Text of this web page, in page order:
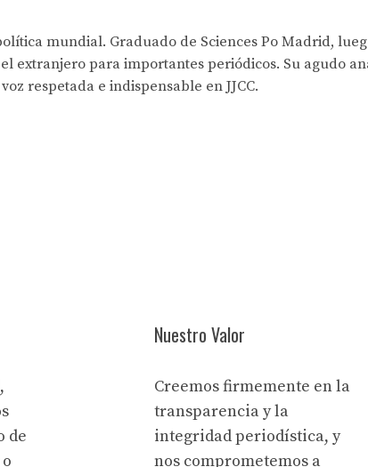
mundial. Graduado de Sciences Po Madrid,
extranjero para importantes periódicos. Su agudo
respetada e indispensable en JJCC.
de
Nuestro Valor
Creemos firmemente en la
transparencia y la
integridad periodística, y
nos comprometemos a